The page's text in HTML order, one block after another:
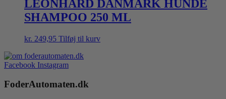
LEONHARD DANMARK HUNDE
SHAMPOO 250 ML
kr. 249,95 Tilføj til kurv
Facebook Instagram
FoderAutomaten.dk